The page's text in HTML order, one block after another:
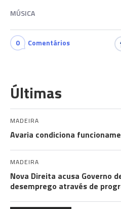
MÚSICA
0 Comentários
Últimas
MADEIRA
Avaria condiciona
MADEIRA
Nova Direita acusa Governo
desemprego através de